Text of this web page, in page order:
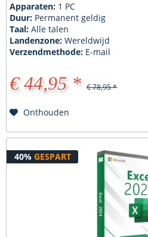
Apparaten: 1 PC
Duur: Permanent geldig
Taal:Alle talen
Landenzone:Wereldwijd
Verzendmethode: E-mail
€ 44,95 * € 78,95 *
Onthouden
40% GESPART